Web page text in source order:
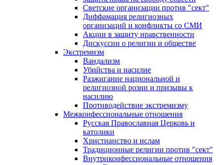
Светские организации против "сект"
Диффамация религиозных
организаций и конфликты со СМИ
Акции в защиту нравственности
Дискуссии о религии и обществе
Экстремизм
Вандализм
Убийства и насилие
Разжигание национальной и
религиозной розни и призывы к
насилию
Противодействие экстремизму
Межконфессиональные отношения
Русская Православная Церковь и
католики
Христианство и ислам
Традиционные религии против "сект"
Внутриконфессиональные отношения